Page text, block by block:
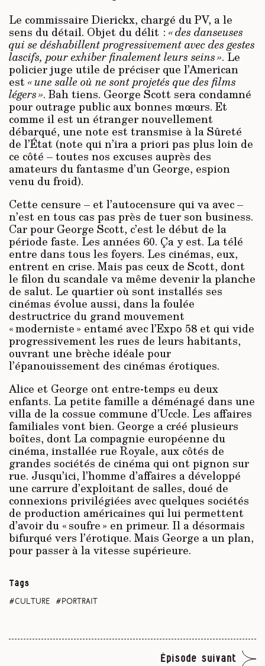
Le commissaire Dierickx, chargé du PV, a le
sens du détail. Objet du délit : « des danseuses
qui se déshabillent progressivement avec des gestes
lascifs, pour exhiber finalement leurs seins ». Le
policier juge utile de préciser que l’American
est « une salle où ne sont projetés que des films
légers ». Bah tiens. George Scott sera condamné
pour outrage public aux bonnes mœurs. Et
comme il est un étranger nouvellement
débarqué, une note est transmise à la Sûreté
de l’État (note qui n’ira a priori pas plus loin de
ce côté – toutes nos excuses auprès des
amateurs du fantasme d’un George, espion
venu du froid).
Cette censure – et l’autocensure qui va avec –
n’est en tous cas pas près de tuer son business.
Car pour George Scott, c’est le début de la
période faste. Les années 60. Ça y est. La télé
entre dans tous les foyers. Les cinémas, eux,
entrent en crise. Mais pas ceux de Scott, dont
le filon du scandale va même devenir la planche
de salut. Le quartier où sont installés ses
cinémas évolue aussi, dans la foulée
destructrice du grand mouvement
« moderniste » entamé avec l’Expo 58 et qui vide
progressivement les rues de leurs habitants,
ouvrant une brèche idéale pour
l’épanouissement des cinémas érotiques.
Alice et George ont entre-temps eu deux
enfants. La petite famille a déménagé dans une
villa de la cossue commune d’Uccle. Les affaires
familiales vont bien. George a créé plusieurs
boîtes, dont La compagnie européenne du
cinéma, installée rue Royale, aux côtés de
grandes sociétés de cinéma qui ont pignon sur
rue. Jusqu’ici, l’homme d’affaires a développé
une carrure d’exploitant de salles, doué de
connexions privilégiées avec quelques sociétés
de production américaines qui lui permettent
d’avoir du « soufre » en primeur. Il a désormais
bifurqué vers l’érotique. Mais George a un plan,
pour passer à la vitesse supérieure.
Tags
culture portrait
Épisode suivant